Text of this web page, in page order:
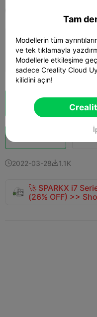
0.2mm
Bulut Dilimi
2022-03-281.1K
🚀 SPARKX i7
(26% OFF) >>
Tam
Modellerin tüm
ve tek tıklamayla
Modellerle etkileşime
sadece Creality Cloud
kilidini açın!